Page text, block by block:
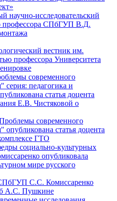
научно-исследовательский
профессора СПбГУП В.Д.
вестник им.
профессора Университета
современного
опубликована статья доцента
ГТО
С.С. Комиссаренко
А.С. Пушкине